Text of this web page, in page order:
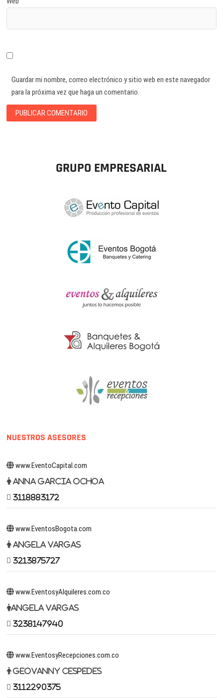
Guardar mi nombre, correo electrónico y sitio web en este navegador
para la próxima vez que haga un comentario.
GRUPO EMPRESARIAL
NUESTROS ASESORES
www.EventoCapital.com
Anna Garcia Ochoa
3118883172
www.EventosBogota.com
Angela Vargas
3213875727
www.EventosyAlquileres.com.co
Angela Vargas
3238147940
www.EventosyRecepciones.com.co
Geovanny Cespedes
3112290375